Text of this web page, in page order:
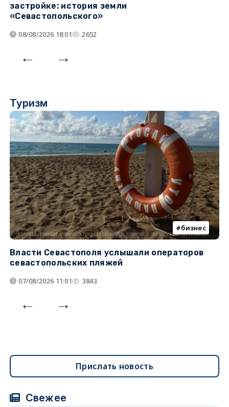
застройке: история земли
«Севастопольского»
08/08/2026 18:01 2652
Туризм
бизнес
Власти Севастополя услышали операторов
севастопольских пляжей
07/08/2026 11:01 3843
Прислать новость
Свежее